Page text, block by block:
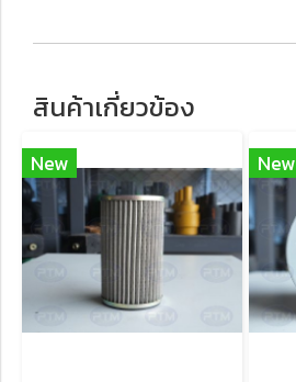
สินค้าเกี่ยวข้อง
New New